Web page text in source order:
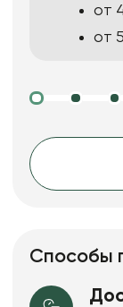
от
от
Способы